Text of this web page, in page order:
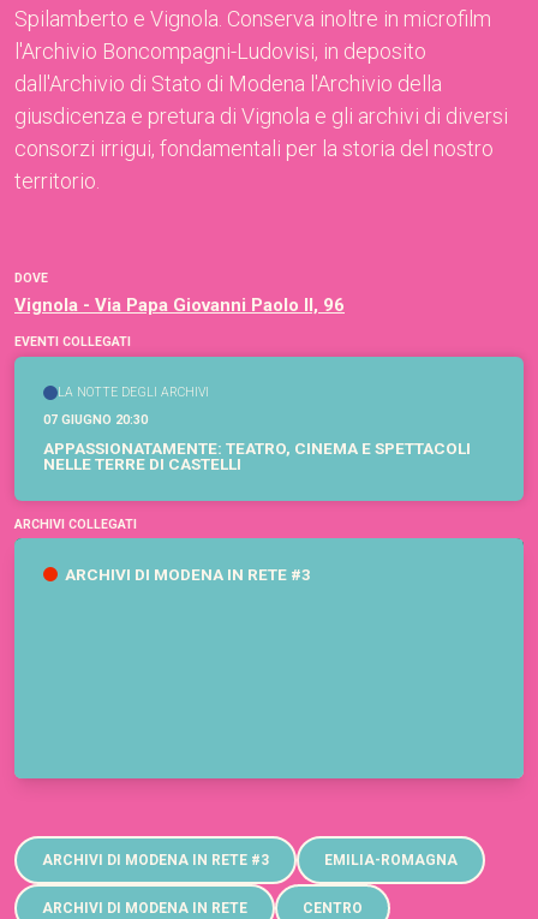
DOVE
Vignola - Via Papa Giovanni Paolo II, 96
EVENTI COLLEGATI
LA NOTTE DEGLI ARCHIVI
07 GIUGNO 20:30
APPASSIONATAMENTE: TEATRO, CINEMA E SPETTACOLI
NELLE TERRE DI CASTELLI
ARCHIVI COLLEGATI
ARCHIVI DI MODENA IN RETE #3
ARCHIVI DI MODENA IN RETE #3 EMILIA-ROMAGNA
ARCHIVI DI MODENA IN RETE CENTRO
Spilamberto e Vignola. Conserva inoltre in microfilm
l'Archivio Boncompagni-Ludovisi, in deposito
dall'Archivio di Stato di Modena l'Archivio della
giusdicenza e pretura di Vignola e gli archivi di diversi
consorzi irrigui, fondamentali per la storia del nostro
territorio.